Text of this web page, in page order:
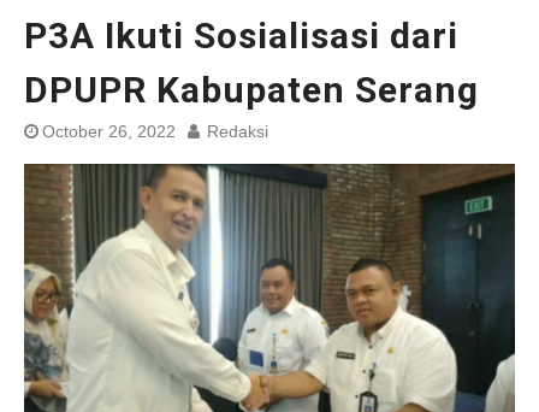
P3A Ikuti Sosialisasi dari
DPUPR Kabupaten Serang
October 26, 2022 Redaksi